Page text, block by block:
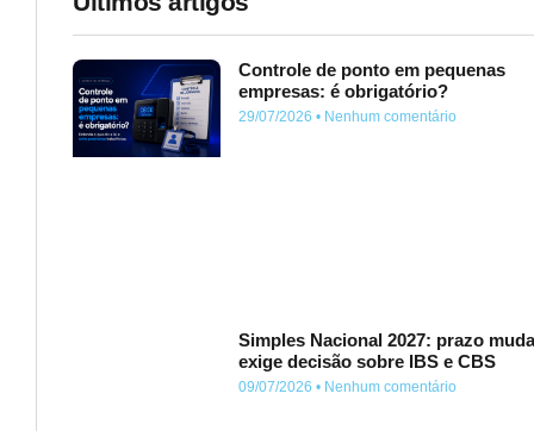
Controle de ponto em pequenas
empresas: é obrigatório?
29/07/2026 Nenhum comentário
Simples Nacional 2027: prazo
exige decisão sobre IBS e CBS
09/07/2026 Nenhum comentário